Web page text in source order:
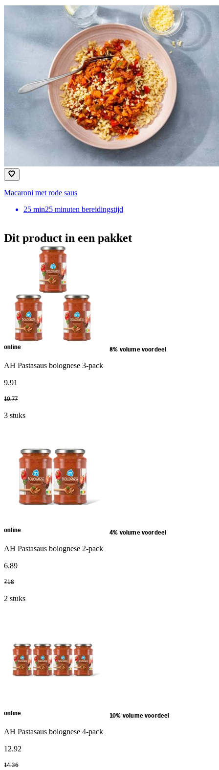
Macaroni met rode saus
25 min25 minuten bereidingstijd
Dit product in een pakket
online 8% volume voordeel
AH Pastasaus bolognese 3-pack
9.91
10.77
3 stuks
online 4% volume voordeel
AH Pastasaus bolognese 2-pack
6.89
7.18
2 stuks
online 10% volume voordeel
AH Pastasaus bolognese 4-pack
12.92
14.36